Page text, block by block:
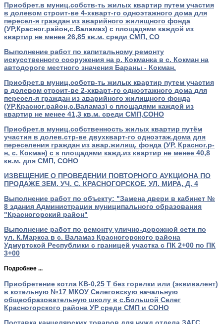
Приобрет.в муниц.собств-ть жилых квартир путем участия
в долевом строит-ве 4-хкварт-го одноэтажного дома для
пересел-я граждан из аварийного жилищного фонда
(УР,Красног.район,с.Валамаз) с площадями каждой из
квартир не менее 26,85 кв.м. среди СМП, СО
Выполнение работ по капитальному ремонту
искусственного сооружения на р. Кокманка в с. Кокман на
автодороге местного значения Бараны - Кокман.
Приобрет.в муниц.собств-ть жилых квартир путем участия
в долевом строит-ве 2-хкварт-го одноэтажного дома для
пересел-я граждан из аварийного жилищного фонда
(УР,Красног.район,с.Валамаз) с площадями каждой из
квартир не менее 41,3 кв.м. среди СМП,СОНО
Приобрет.в муниц.собственность жилых квартир путём
участия в долев.стр-ве двухкварт-го одноэтаж.дома для
переселения граждан из авар.жилищ. фонда (УР, Красног.р-
н, с. Кокман) с s площадями кажд.из квартир не менее 40,8
кв.м. для СМП, СОНО
ИЗВЕЩЕНИЕ О ПРОВЕДЕНИИ ПОВТОРНОГО АУКЦИОНА ПО
ПРОДАЖЕ ЗЕМ. УЧ. С. КРАСНОГОРСКОЕ, УЛ. МИРА, Д. 4
Выполнение работ по объекту: "Замена двери в кабинет №
8 здания Администрации муниципального образования
"Красногорский район"
Выполнение работ по ремонту улично-дорожной сети по
ул. К.Маркса в с. Валамаз Красногорского района
Удмуртской Республики с границей участка с ПК 2+00 по ПК
3+00
Подробнее ...
Приобретение котла КВ-0,25 Т без горелки или (эквивалент)
в котельную №17 МКОУ Селеговскую начальную
общеобразовательную школу в с.Большой Селег
Красногорского района УР среди СМП и СОНО
Поставка канцелярских товаров для нужд отдела ЗАГС